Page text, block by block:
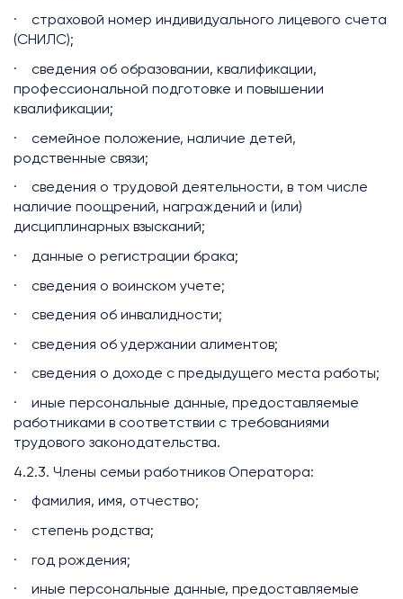
· страховой номер индивидуального лицевого счета
(СНИЛС);
· сведения об образовании, квалификации,
профессиональной подготовке и повышении
квалификации;
· семейное положение, наличие детей,
родственные связи;
· сведения о трудовой деятельности, в том числе
наличие поощрений, награждений и (или)
дисциплинарных взысканий;
· данные о регистрации брака;
· сведения о воинском учете;
· сведения об инвалидности;
· сведения об удержании алиментов;
· сведения о доходе с предыдущего места работы;
· иные персональные данные, предоставляемые
работниками в соответствии с требованиями
трудового законодательства.
4.2.3. Члены семьи работников Оператора:
· фамилия, имя, отчество;
· степень родства;
· год рождения;
· иные персональные данные, предоставляемые